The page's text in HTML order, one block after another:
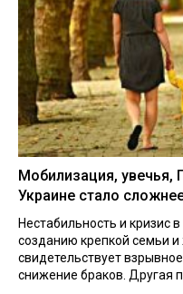
Мобилизация, увечья,
Украине стало
Нестабильность и кризис
созданию крепкой семьи
свидетельствует
снижение браков. Другая